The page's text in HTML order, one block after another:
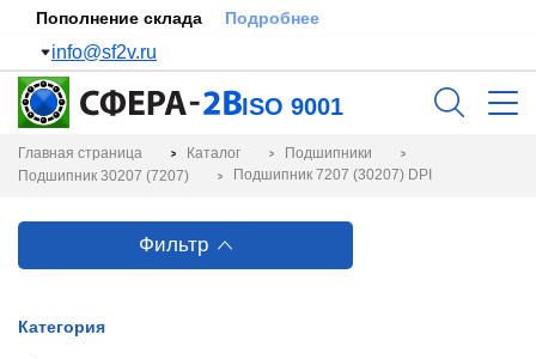
Пополнение склада Подробнее
info@sf2v.ru
ISO 9001
Главная страница Каталог
Подшипники
Подшипник 30207 (7207)
Подшипник 7207 (30207) DPI
Фильтр
Категория